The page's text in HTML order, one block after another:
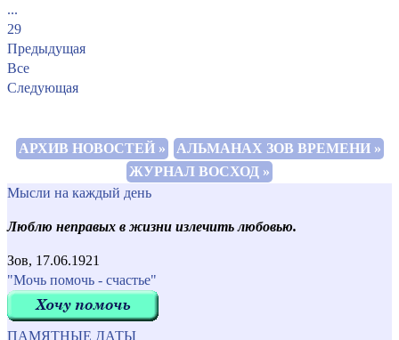
...
29
Предыдущая
Все
Следующая
АРХИВ НОВОСТЕЙ »
АЛЬМАНАХ ЗОВ ВРЕМЕНИ »
ЖУРНАЛ ВОСХОД »
Мысли на каждый день
Люблю неправых в жизни излечить любовью.
Зов, 17.06.1921
"Мочь помочь - счастье"
ПАМЯТНЫЕ ДАТЫ